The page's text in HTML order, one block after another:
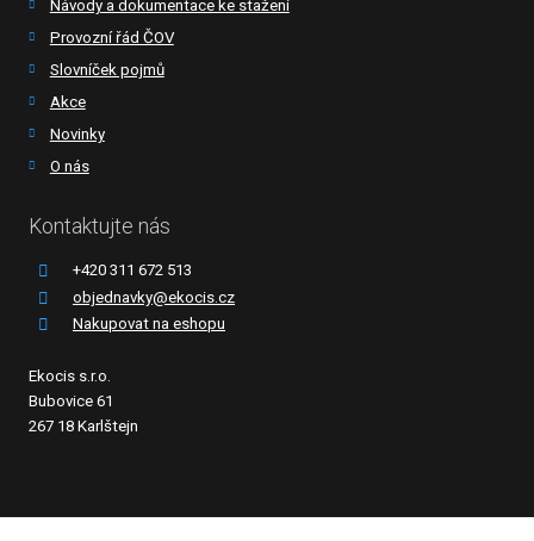
Návody a dokumentace ke stažení
Provozní řád ČOV
Slovníček pojmů
Akce
Novinky
O nás
Kontaktujte nás
+420 311 672 513
objednavky@ekocis.cz
Nakupovat na eshopu
Ekocis s.r.o.
Bubovice 61
267 18 Karlštejn